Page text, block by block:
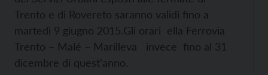
Trento e di Rovereto saranno validi fino a
martedì 9 giugno 2015.Gli orari ella Ferrovia
Trento – Malé – Marilleva invece fino al 31
dicembre di quest’anno.